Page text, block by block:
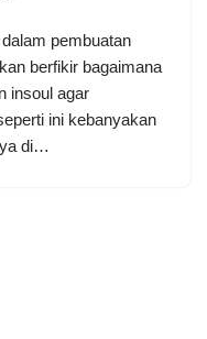
pembuatan
berfikir bagaimana
insoul agar
ini kebanyakan
di…